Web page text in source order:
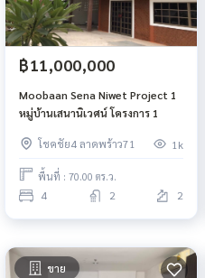
฿11,000,000
Moobaan Sena Niwet Project 1
หมู่บ้านเสนานิเวศน์ โครงการ 1
โชคชัย4 ลาดพร้าว71 1k
พื้นที่ : 70.00 ตร.ว.
4 2 2
ขาย